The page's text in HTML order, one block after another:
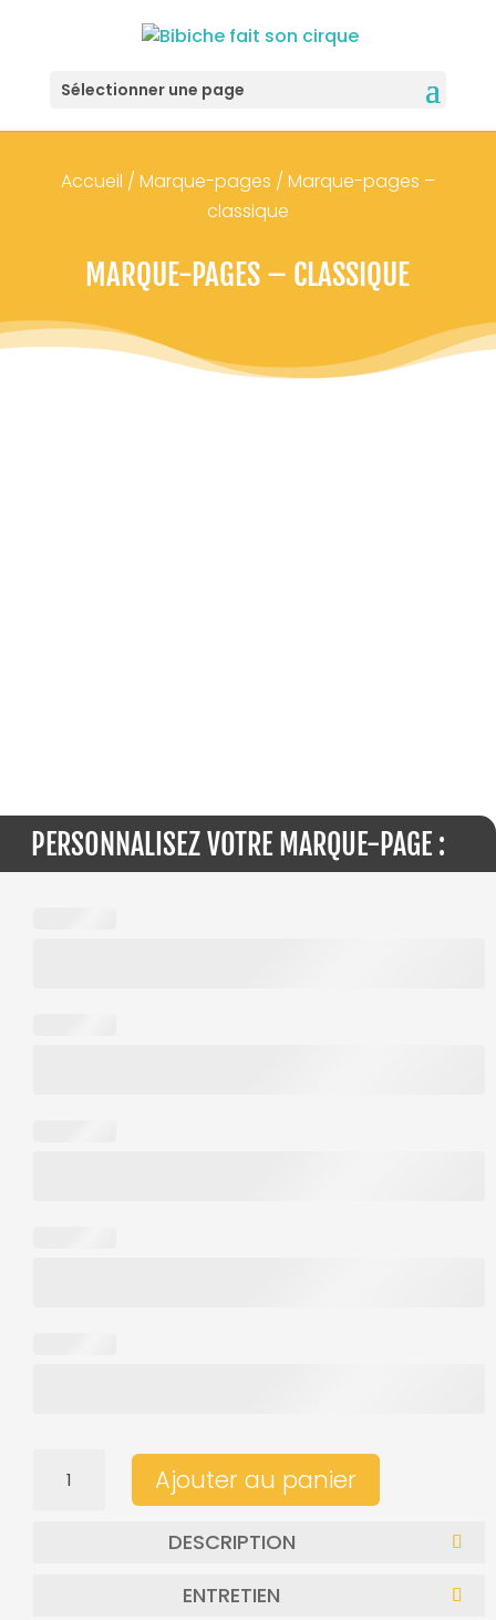
Sélectionner une page
Accueil / Marque-pages / Marque-pages –
classique
MARQUE-PAGES – CLASSIQUE
PERSONNALISEZ VOTRE MARQUE-PAGE :
Ajouter au panier
DESCRIPTION
ENTRETIEN